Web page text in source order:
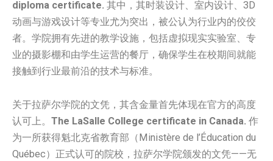
diploma certificate. 其中，其时装设计、室内设计、3D
动画与游戏设计等专业尤为突出，被公认为行业内的佼佼
者。学院拥有先进的教学设施，包括虚拟现实实验室、专
业的摄影棚和由学生运营的餐厅，确保学生在校期间就能
接触到行业最前沿的技术与标准。
关于拉萨尔学院的文凭，其含金量首先体现在官方的高度
认可上。 The LaSalle College certificate in Canada. 作
为一所获得魁北克省教育部（Ministère de l’Éducation du
Québec）正式认可的院校，拉萨尔学院颁发的文凭——无